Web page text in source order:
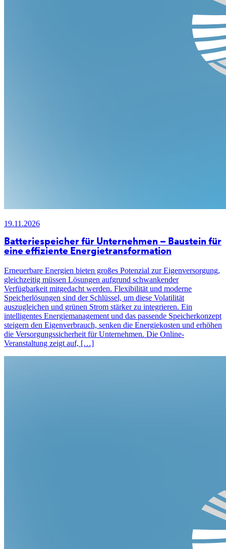
19.11.2026
Batteriespeicher für Unternehmen – Baustein für
eine effiziente Energietransformation
Erneuerbare Energien bieten großes Potenzial zur Eigenversorgung,
gleichzeitig müssen Lösungen aufgrund schwankender
Verfügbarkeit mitgedacht werden. Flexibilität und moderne
Speicherlösungen sind der Schlüssel, um diese Volatilität
auszugleichen und grünen Strom stärker zu integrieren. Ein
intelligentes Energiemanagement und das passende Speicherkonzept
steigern den Eigenverbrauch, senken die Energiekosten und erhöhen
die Versorgungssicherheit für Unternehmen. Die Online-
Veranstaltung zeigt auf, […]